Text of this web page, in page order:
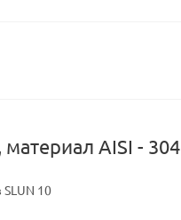
AISI - 304
10